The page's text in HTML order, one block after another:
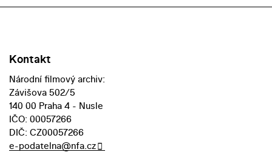
Kontakt
Národní filmový archiv:
Závišova 502/5
140 00 Praha 4 - Nusle
IČO: 00057266
DIČ: CZ00057266
e-podatelna@nfa.cz